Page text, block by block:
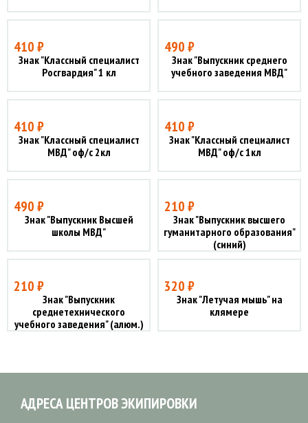
410 ₽
Знак "Классный специалист
Росгвардия" 1 кл
490 ₽
Знак "Выпускник среднего
учебного заведения МВД"
410 ₽
Знак "Классный специалист
МВД" оф/с 2кл
410 ₽
Знак "Классный специалист
МВД" оф/с 1кл
490 ₽
Знак "Выпускник Высшей
школы МВД"
210 ₽
Знак "Выпускник высшего
гуманитарного образования"
(синий)
210 ₽
Знак "Выпускник
среднетехнического
учебного заведения" (алюм.)
320 ₽
Знак "Летучая мышь" на
клямере
АДРЕСА ЦЕНТРОВ ЭКИПИРОВКИ